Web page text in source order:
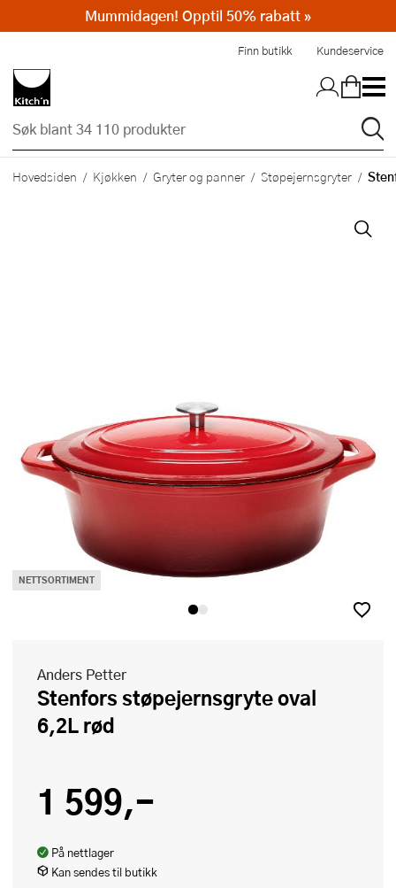
Finn butikk Kundeservice
Hovedsiden Kjøkken Gryter og panner Støpejernsgryter
NETTSORTIMENT
Anders Petter
Stenfors støpejernsgryte oval
6,2L rød
1 599,-
På nettlager
Kan sendes til butikk
Mummidagen! Opptil 50% rabatt »